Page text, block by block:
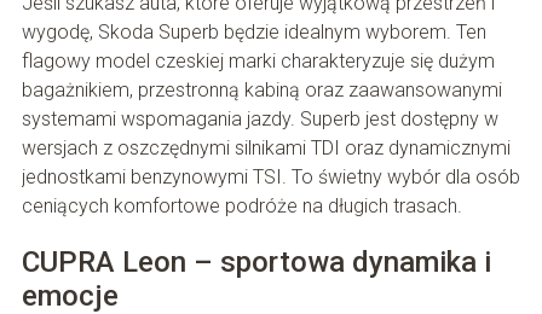
wygodę, Skoda Superb będzie idealnym wyborem. Ten
flagowy model czeskiej marki charakteryzuje się dużym
bagażnikiem, przestronną kabiną oraz zaawansowanymi
systemami wspomagania jazdy. Superb jest dostępny w
wersjach z oszczędnymi silnikami TDI oraz dynamicznymi
jednostkami benzynowymi TSI. To świetny wybór dla osób
ceniących komfortowe podróże na długich trasach.
CUPRA Leon – sportowa dynamika i
emocje